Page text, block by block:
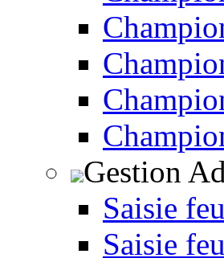
Gestion
Saisie
Saisie